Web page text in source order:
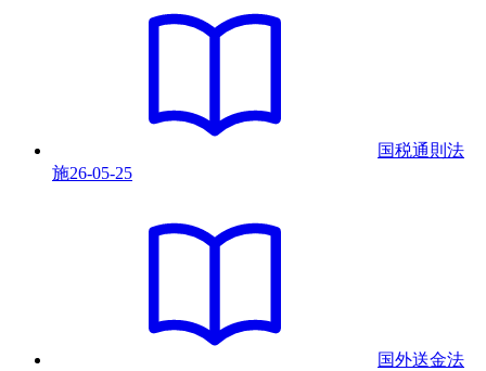
国税通則法
施26-05-25
国外送金法